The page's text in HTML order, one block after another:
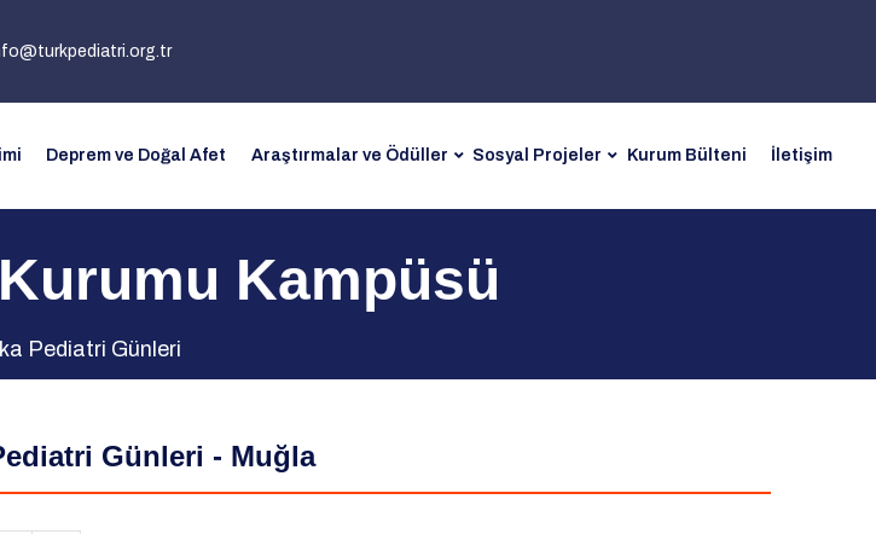
Deprem ve Doğal Afet Araştırmalar ve Ödüller Sosyal Projeler Kurum Bülteni İletişim
Kampüsü
Pediatri Günleri
Günleri - Muğla